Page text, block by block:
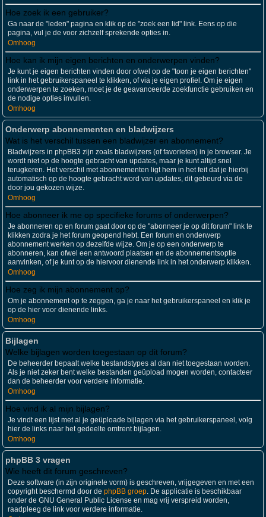
Hoe zoek ik een gebruiker?
Ga naar de "leden" pagina en klik op de "zoek een lid" link. Eens op die
pagina, vul je de voor zichzelf sprekende opties in.
Omhoog
Hoe kan ik mijn eigen berichten en onderwerpen vinden?
Je kunt je eigen berichten vinden door ofwel op de "toon je eigen berichten"
link in het gebruikerspaneel te klikken, of via je eigen profiel. Om je eigen
onderwerpen te zoeken, moet je de geavanceerde zoekfunctie gebruiken en
de nodige opties invullen.
Omhoog
Onderwerp abonnementen en bladwijzers
Wat is het verschil tussen een bladwijzer en abonnement?
Bladwijzers in phpBB3 zijn zoals bladwijzers (of favorieten) in je browser. Je
wordt niet op de hoogte gebracht van updates, maar je kunt altijd snel
terugkeren. Het verschil met abonnementen ligt hem in het feit dat je hierbij
automatisch op de hoogte gebracht word van updates, dit gebeurd via de
door jou gekozen wijze.
Omhoog
Hoe abonneer ik me op specifieke forums of onderwerpen?
Je abonneren op en forum gaat door op de "abonneer je op dit forum" link te
klikken zodra je het forum geopend hebt. Een forum en onderwerp
abonnement werken op dezelfde wijze. Om je op een onderwerp te
abonneren, kan ofwel een antwoord plaatsen en de abonnementsoptie
aanvinken, of je kunt op de hiervoor dienende link in het onderwerp klikken.
Omhoog
Hoe zeg ik mijn abonnement op?
Om je abonnement op te zeggen, ga je naar het gebruikerspaneel en klik je
op de hier voor dienende links.
Omhoog
Bijlagen
Welke bijlagen worden toegestaan op dit forum?
De beheerder bepaalt welke bestandstypes al dan niet toegestaan worden.
Als je niet zeker bent welke bestanden geüpload mogen worden, contacteer
dan de beheerder voor verdere informatie.
Omhoog
Hoe vind ik al mijn bijlagen?
Je vindt een lijst met al je geüploade bijlagen via het gebruikerspaneel, volg
hier de links naar het gedeelte omtrent bijlagen.
Omhoog
phpBB 3 vragen
Wie heeft dit forum geschreven?
Deze software (in zijn originele vorm) is geschreven, vrijgegeven en met een
copyright beschermd door de phpBB groep. De applicatie is beschikbaar
onder de GNU General Public License en mag vrij verspreid worden,
raadpleeg de link voor verdere informatie.